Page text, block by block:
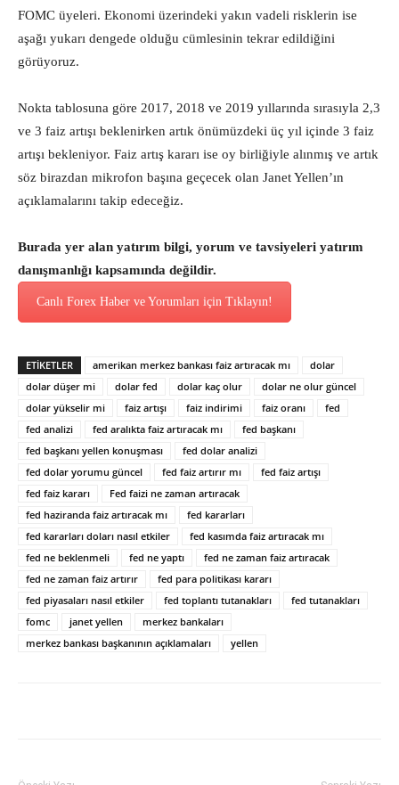
FOMC üyeleri. Ekonomi üzerindeki yakın vadeli risklerin ise
aşağı yukarı dengede olduğu cümlesinin tekrar edildiğini
görüyoruz.
Nokta tablosuna göre 2017, 2018 ve 2019 yıllarında sırasıyla 2,3
ve 3 faiz artışı beklenirken artık önümüzdeki üç yıl içinde 3 faiz
artışı bekleniyor. Faiz artış kararı ise oy birliğiyle alınmış ve artık
söz birazdan mikrofon başına geçecek olan Janet Yellen’ın
açıklamalarını takip edeceğiz.
Burada yer alan yatırım bilgi, yorum ve tavsiyeleri yatırım
danışmanlığı kapsamında değildir.
Canlı Forex Haber ve Yorumları için Tıklayın!
ETİKETLER amerikan merkez bankası faiz artıracak mı
dolar
dolar düşer mi
dolar fed dolar kaç olur
dolar ne olur güncel
dolar yükselir mi
faiz artışı faiz indirimi faiz oranı
fed
fed analizi
fed aralıkta faiz artıracak mı
fed başkanı
fed başkanı yellen konuşması
fed dolar analizi
fed dolar yorumu güncel
fed faiz artırır mı
fed faiz artışı
fed faiz kararı
Fed faizi ne zaman artıracak
fed haziranda faiz artıracak mı
fed kararları
fed kararları doları nasıl etkiler
fed kasımda faiz artıracak mı
fed ne beklenmeli
fed ne yaptı
fed ne zaman faiz artıracak
fed ne zaman faiz artırır
fed para politikası kararı
fed piyasaları nasıl etkiler
fed toplantı tutanakları
fed tutanakları
fomc
janet yellen
merkez bankaları
merkez bankası başkanının açıklamaları
yellen